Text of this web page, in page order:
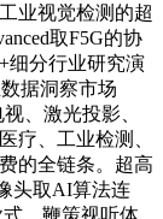
业视觉检测的超
取F5G的协
细分行业研究演
据洞察市场
、激光投影、
疗、工业检测、
的全链条。超高
头取AI算法连
。鞭策视听体